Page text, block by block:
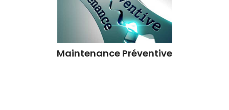
Maintenance Préventive